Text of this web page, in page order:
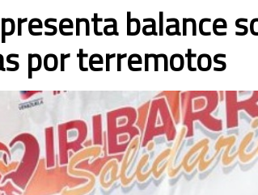
balance
por terremotos